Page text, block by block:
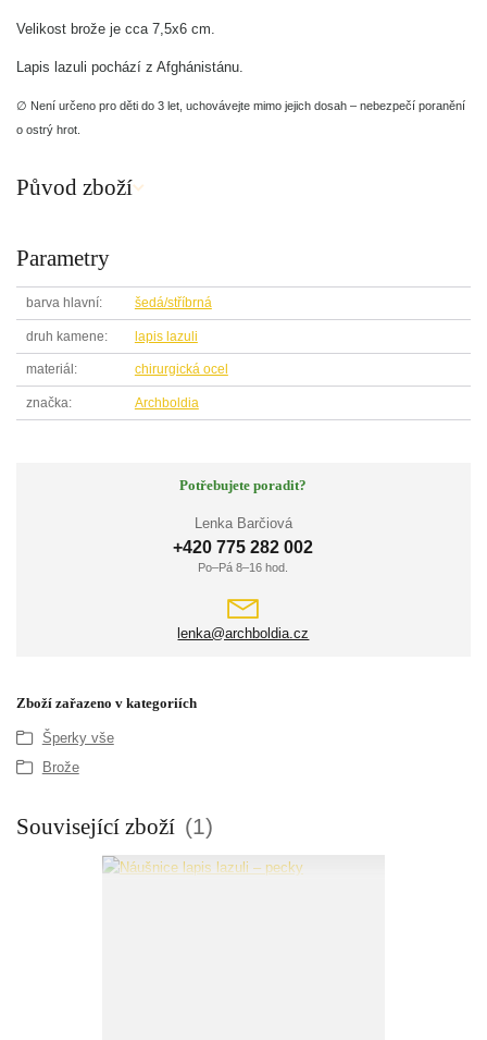
Velikost brože je cca 7,5x6 cm.
Lapis lazuli pochází z Afghánistánu.
∅ Není určeno pro děti do 3 let, uchovávejte mimo jejich dosah – nebezpečí poranění
o ostrý hrot.
Původ zboží
Parametry
barva hlavní šedá/stříbrná
druh kamene lapis lazuli
materiál chirurgická ocel
značka Archboldia
Potřebujete poradit?
Lenka Barčiová
+420 775 282 002
Po–Pá 8–16 hod.
lenka@archboldia.cz
Zboží zařazeno v kategoriích
Šperky vše
Brože
Související zboží 1